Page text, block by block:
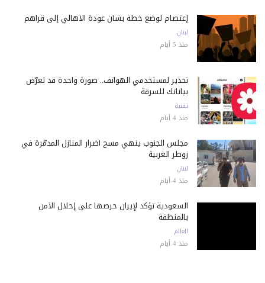
إعتصام لوضع خطة بشأن عودة الأهالي إلى قراهم
لبنان
منذ 5 أيام
تحذير لمستخدمي الهواتف.. صورة واحدة قد تعرّض
بياناتك للسرقة
تقنية
منذ 4 أيام
مجلس الجنوب ينهي مسح أضرار المنازل المدمّرة في
زوطر الغربية
لبنان
منذ 4 أيام
السعودية تؤكد لإيران حرصها على إحلال الأمن
بالمنطقة
العالم
منذ 4 أيام